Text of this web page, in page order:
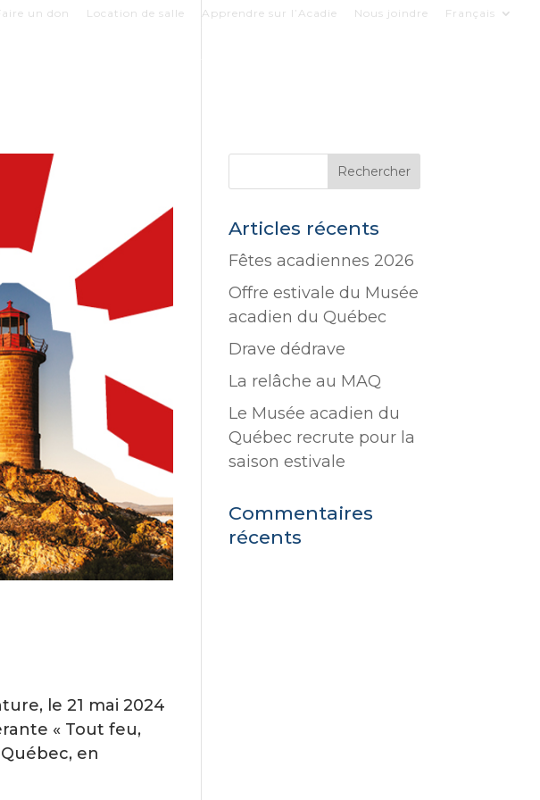
un don Location de salle Apprendre sur l’Acadie Nous joindre Français
le 21 mai 2024
« Tout feu,
en
Articles récents
Fêtes acadiennes 2026
Offre estivale du Musée
acadien du Québec
Drave dédrave
La relâche au MAQ
Le Musée acadien du
Québec recrute pour la
saison estivale
Commentaires
récents